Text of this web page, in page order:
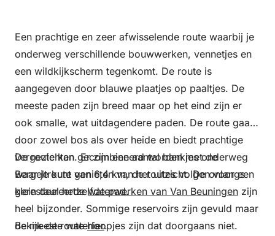
Een prachtige en zeer afwisselende route waarbij je
onderweg verschillende bouwwerken, vennetjes en
een wildkijkscherm tegenkomt. De route is
aangegeven door blauwe plaatjes op paaltjes. De
meeste paden zijn breed maar op het eind zijn er
ook smalle, wat uitdagendere paden. De route gaat
door zowel bos als over heide en biedt prachtige
vergezichten. Er zijn een aantal bankjes onderweg
waar je kunt genieten van het uitzicht. De onlangs
gerestaureerdewaterwerken van Van Beuningen zijn
heel bijzonder. Sommige reservoirs zijn gevuld maar
de meeste waterloopjes zijn dat doorgaans niet.
De route kan gecombineerd worden met de
Bergeltroute van 6,4 km, de routes volgen voor een
klein deel hetzelfde pad.
Bekijk de routehier.